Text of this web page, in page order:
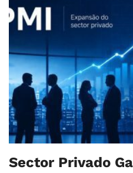
Sector Privado